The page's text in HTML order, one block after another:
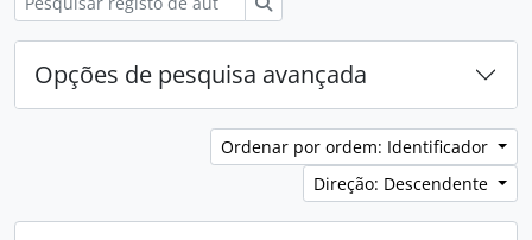
Opções de pesquisa avançada
Ordenar por ordem: Identificador
Direção: Descendente